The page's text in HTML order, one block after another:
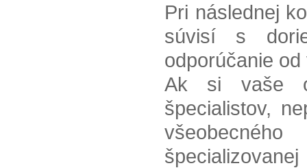
Pri následnej
súvisí s
odporúčanie
Ak si vaše
špecialistov,